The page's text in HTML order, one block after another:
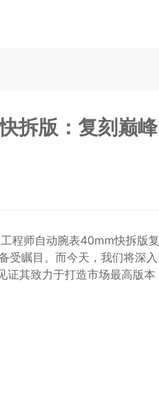
拆版：复刻巅峰
程师自动腕表40mm快拆版复
受瞩目。而今天，我们将深入
证其致力于打造市场最高版本